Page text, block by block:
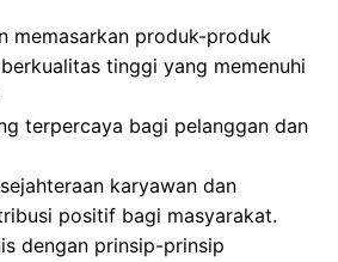
memasarkan produk-produk
tinggi yang memenuhi
terpercaya bagi pelanggan dan
karyawan dan
positif bagi masyarakat.
dengan prinsip-prinsip